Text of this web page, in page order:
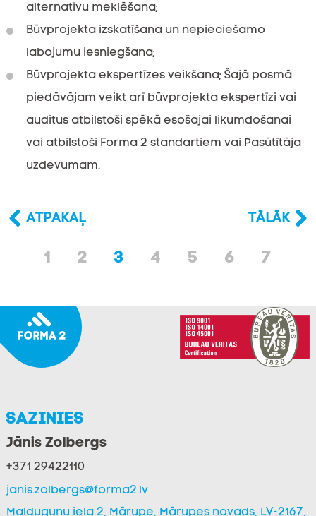
alternatīvu meklēšana;
Būvprojekta izskatīšana un nepieciešamo
labojumu iesniegšana;
Būvprojekta ekspertīzes veikšana; Šajā posmā
piedāvājam veikt arī būvprojekta ekspertīzi vai
auditus atbilstoši spēkā esošajai likumdošanai
vai atbilstoši Forma 2 standartiem vai Pasūtītāja
uzdevumam.
ATPAKAĻ TĀLĀK
1 2 3 4 5 6 7
Sazinies
Jānis Zolbergs
+371 29422110
janis.zolbergs@forma2.lv
Malduguņu iela 2, Mārupe, Mārupes novads, LV-2167,